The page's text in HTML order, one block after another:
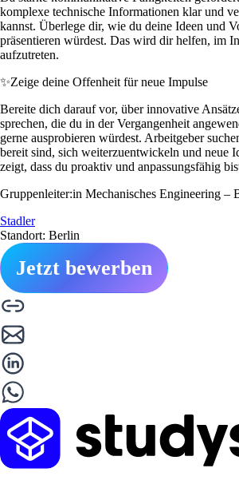
komplexe technische Informationen klar und
kannst. Überlege dir, wie du deine Ideen und
präsentieren würdest. Das wird dir helfen, im
aufzutreten.
✨Zeige deine Offenheit für neue Impulse
Bereite dich darauf vor, über innovative
sprechen, die du in der Vergangenheit
gerne ausprobieren würdest. Arbeitgeber
bereit sind, sich weiterzuentwickeln und neue
zeigt, dass du proaktiv und anpassungsfähig
Gruppenleiter:in Mechanisches Engineering –
Stadler
Standort: Berlin
Jetzt bewerben